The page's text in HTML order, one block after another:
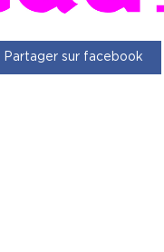
Partager sur facebook